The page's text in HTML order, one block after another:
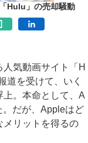
Hulu」の売却騒動
気動画サイト「H
道を受けて、いく
。本命として、A
だが、Appleはど
メリットを得るの